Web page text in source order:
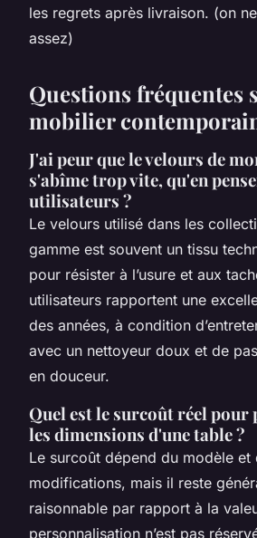
les regrets après livraison. (on
assez)
Questions fréquentes
mobilier
J'ai peur que le velours de
s'abîme trop vite, qu'en
utilisateurs ?
Le velours utilisé dans les
gamme est souvent un tissu
pour résister à l’usure et aux
utilisateurs rapportent une
des années, à condition
avec un nettoyeur doux et de
en douceur.
Quel est le surcoût réel pour
les dimensions d'une table ?
Le surcoût dépend du modèle et
modifications, mais il reste
raisonnable par rapport à la
personnalisation n’est pas